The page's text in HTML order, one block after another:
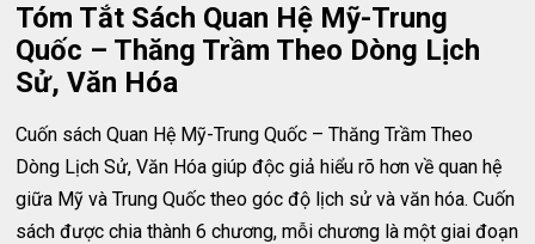
Tóm Tắt Sách Quan Hệ Mỹ-Trung
Quốc – Thăng Trầm Theo Dòng Lịch
Sử, Văn Hóa
Cuốn sách Quan Hệ Mỹ-Trung Quốc – Thăng Trầm Theo
Dòng Lịch Sử, Văn Hóa giúp độc giả hiểu rõ hơn về quan hệ
giữa Mỹ và Trung Quốc theo góc độ lịch sử và văn hóa. Cuốn
sách được chia thành 6 chương, mỗi chương là một giai đoạn